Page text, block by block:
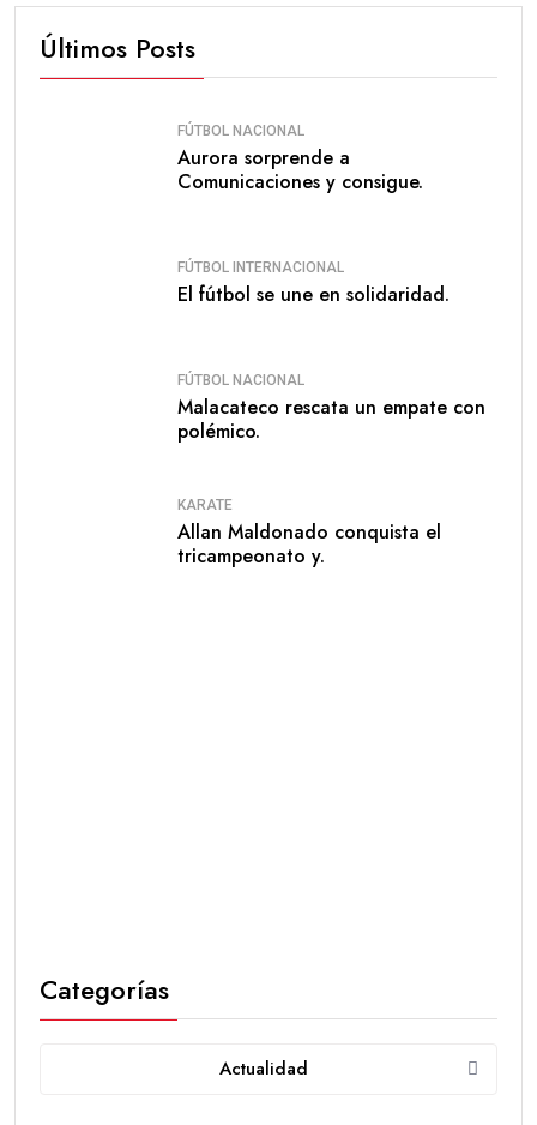
Últimos Posts
FÚTBOL NACIONAL
Aurora sorprende a
Comunicaciones y consigue.
FÚTBOL INTERNACIONAL
El fútbol se une en solidaridad.
FÚTBOL NACIONAL
Malacateco rescata un empate con
polémico.
KARATE
Allan Maldonado conquista el
tricampeonato y.
Categorías
Actualidad